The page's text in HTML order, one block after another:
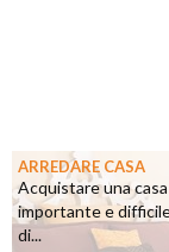
ARREDARE CASA
Acquistare una
importante e
di...